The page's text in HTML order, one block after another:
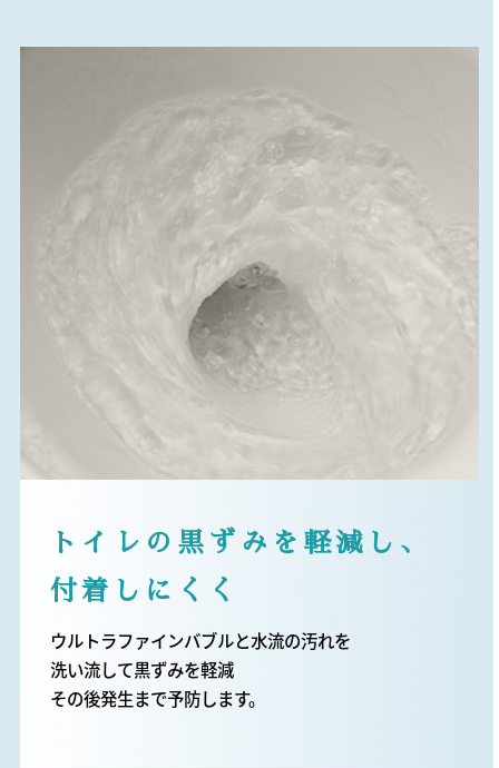
トイレの黒ずみを軽減し、
付着しにくく
ウルトラファインバブルと水流の汚れを
洗い流して黒ずみを軽減
その後発生まで予防します。